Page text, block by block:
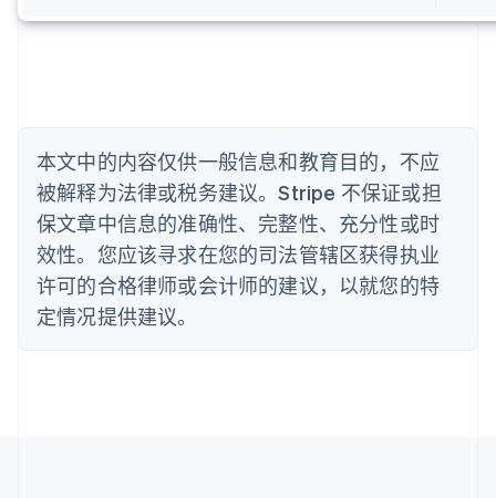
本文中的内容仅供一般信息和教育目的，不应
被解释为法律或税务建议。Stripe 不保证或担
保文章中信息的准确性、完整性、充分性或时
效性。您应该寻求在您的司法管辖区获得执业
许可的合格律师或会计师的建议，以就您的特
定情况提供建议。
English
丹麦
English
德国
DeutschEnglish
法国
Français English
芬兰
English Svenska
荷兰